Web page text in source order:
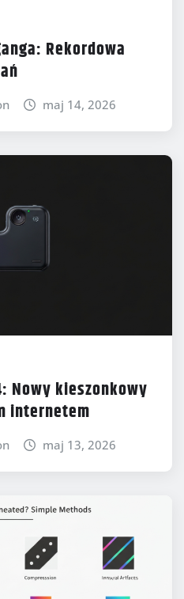
Rekordowa
maj 14, 2026
Nowy kieszonkowy
internetem
maj 13, 2026